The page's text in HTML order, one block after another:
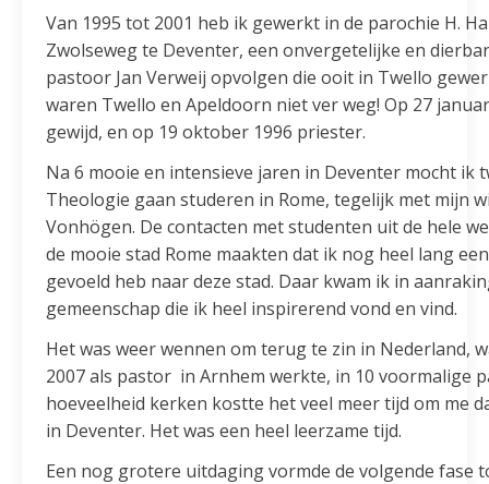
Van 1995 tot 2001 heb ik gewerkt in de parochie H.
Zwolseweg te Deventer, een onvergetelijke en
pastoor Jan Verweij opvolgen die ooit in Twello
waren Twello en Apeldoorn niet ver weg! Op 27
gewijd, en op 19 oktober 1996 priester.
Na 6 mooie en intensieve jaren in Deventer mocht ik
Theologie gaan studeren in Rome, tegelijk met mijn
Vonhögen. De contacten met studenten uit de hele
de mooie stad Rome maakten dat ik nog heel lang
gevoeld heb naar deze stad. Daar kwam ik in
gemeenschap die ik heel inspirerend vond en vind.
Het was weer wennen om terug te zin in Nederland,
2007 als pastor in Arnhem werkte, in 10 voormalige
hoeveelheid kerken kostte het veel meer tijd om me
in Deventer. Het was een heel leerzame tijd.
Een nog grotere uitdaging vormde de volgende fase